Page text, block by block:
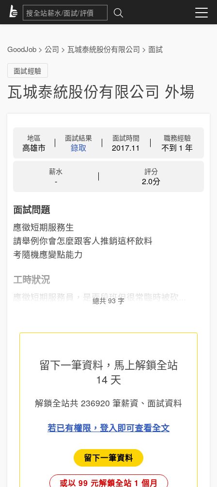
GoodJob > 公司 > 瓦城泰統股份有限公司 > 面試
面試經驗
瓦城泰統股份有限公司 外場
地區
高雄市
面試結果
錄取
面試時間
2017.11
職務經驗
不到 1 年
薪水
-
評分
2.0分
面試問題
應徵短期服務生
請舉例你會怎麼跟客人推銷這杯飲料
考隨機應變點能力
工時狀況
應徵短期服務員，是兩段班但很常臨時被砍...
總共 93 字
留下一筆資料，馬上解鎖全站
14 天
解鎖全站共 236920 筆薪資、面試資料
若已有權限，登入即可查看全文
留下一筆資料
或以 99 元解鎖全站 1 個月